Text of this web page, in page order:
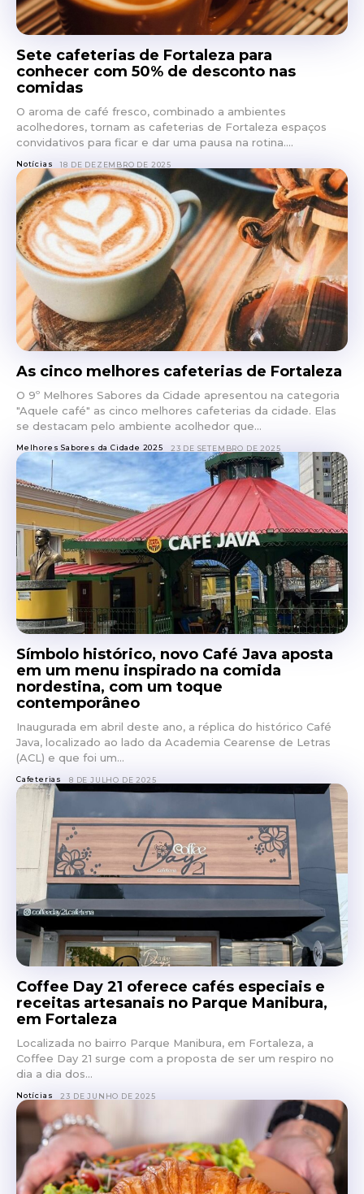
Sete cafeterias de Fortaleza para
conhecer com 50% de desconto nas
comidas
O aroma de café fresco, combinado a ambientes
acolhedores, tornam as cafeterias de Fortaleza espaços
convidativos para ficar e dar uma pausa na rotina....
Notícias 18 DE DEZEMBRO DE 2025
As cinco melhores cafeterias de Fortaleza
O 9º Melhores Sabores da Cidade apresentou na categoria
"Aquele café" as cinco melhores cafeterias da cidade. Elas
se destacam pelo ambiente acolhedor que...
Melhores Sabores da Cidade 2025 23 DE SETEMBRO DE 2025
Símbolo histórico, novo Café Java aposta
em um menu inspirado na comida
nordestina, com um toque
contemporâneo
Inaugurada em abril deste ano, a réplica do histórico Café
Java, localizado ao lado da Academia Cearense de Letras
(ACL) e que foi um...
Cafeterias 8 DE JULHO DE 2025
Coffee Day 21 oferece cafés especiais e
receitas artesanais no Parque Manibura,
em Fortaleza
Localizada no bairro Parque Manibura, em Fortaleza, a
Coffee Day 21 surge com a proposta de ser um respiro no
dia a dia dos...
Notícias 23 DE JUNHO DE 2025